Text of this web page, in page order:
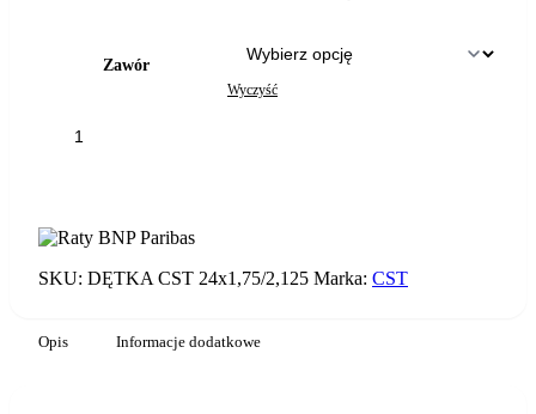
Zawór
Wyczyść
SKU: DĘTKA CST 24x1,75/2,125 Marka: CST
Opis Informacje dodatkowe